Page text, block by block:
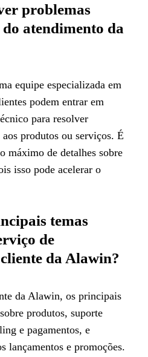
problemas
atendimento da
equipe especializada em
podem entrar em
para resolver
produtos ou serviços. É
máximo de detalhes sobre
isso pode acelerar o
temas
de
da Alawin?
da Alawin, os principais
produtos, suporte
e pagamentos, e
lançamentos e promoções.